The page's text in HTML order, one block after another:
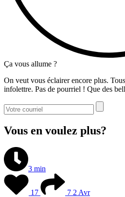
Ça vous allume ?
On veut vous éclairer encore plus.
infolettre. Pas de pourriel ! Que des
Vous en voulez plus?
3 min
17 7 2 Avr